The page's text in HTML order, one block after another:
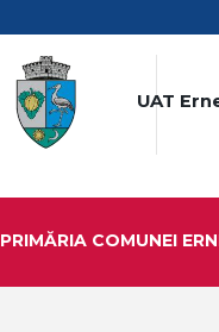
UAT
PRIMĂRIA COMUNEI